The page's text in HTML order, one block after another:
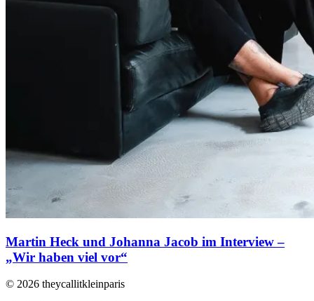
Martin Heck und Johanna Jacob im Interview –
„Wir haben viel vor“
© 2026 theycallitkleinparis